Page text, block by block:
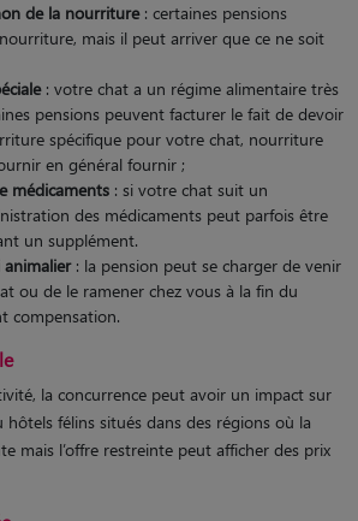
de la nourriture: certaines pensions
mais il peut arriver que ce ne soit
: votre chat a un régime alimentaire très
pensions peuvent facturer le fait de devoir
spécifique pour votre chat, nourriture
en général fournir ;
médicaments : si votre chat suit un
des médicaments peut parfois être
un supplément.
: la pension peut se charger de venir
ou de le ramener chez vous à la fin du
compensation.
la concurrence peut avoir un impact sur
hôtels félins situés dans des régions où la
mais l’offre restreinte peut afficher des prix